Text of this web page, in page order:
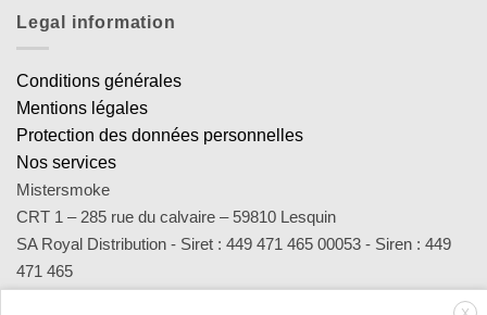
Legal information
Conditions générales
Mentions légales
Protection des données personnelles
Nos services
Mistersmoke
CRT 1 – 285 rue du calvaire – 59810 Lesquin
SA Royal Distribution - Siret : 449 471 465 00053 - Siren : 449
471 465